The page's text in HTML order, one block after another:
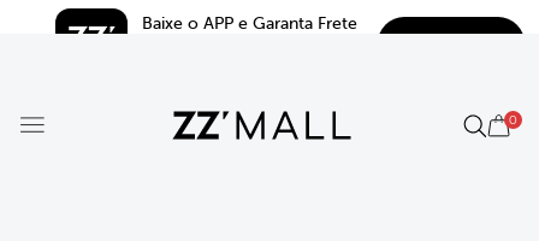
Baixe o APP e Garanta Frete
0